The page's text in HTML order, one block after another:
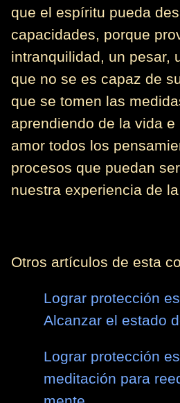
que el espíritu pueda
capacidades, porque
intranquilidad, un pesar,
que no se es capaz de
que se tomen las
aprendiendo de la vida
amor todos los
procesos que puedan
nuestra experiencia de
Otros artículos de esta
Lograr protección
Alcanzar el estado
Lograr protección
meditación para